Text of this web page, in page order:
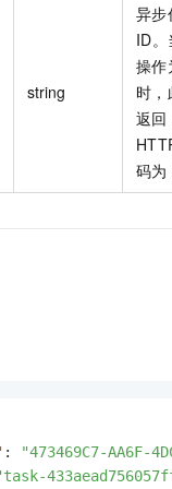
string
异步
ID。
操作
时
返回
码为
:
"473469C7-AA6F-